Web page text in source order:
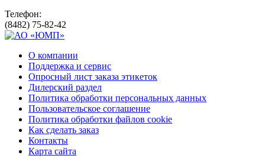
Телефон:
(8482) 75-82-42
О компании
Поддержка и сервис
Опросный лист заказа этикеток
Дилерский раздел
Политика обработки персональных данных
Пользовательское соглашение
Политика обработки файлов cookie
Как сделать заказ
Контакты
Карта сайта